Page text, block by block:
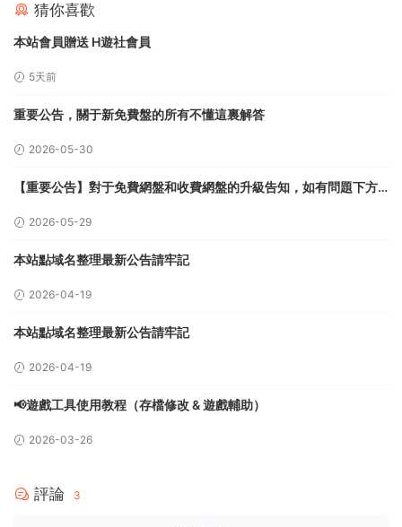
猜你喜歡
本站會員贈送 H遊社會員
5天前
重要公告，關于新免費盤的所有不懂這裏解答
2026-05-30
【重要公告】對于免費網盤和收費網盤的升級告知，如有問題下方
2026-05-29
本站點域名整理最新公告請牢記
2026-04-19
本站點域名整理最新公告請牢記
2026-04-19
📢遊戲工具使用教程（存檔修改 & 遊戲輔助）
2026-03-26
評論 3